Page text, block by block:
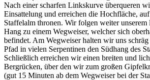
Nach einer scharfen Linkskurve überqueren
Einsattelung und erreichen die Hochfläche,
Staffelalm thronen. Wir folgen weiter unserem
Hang zu einem Wegweiser, welcher sich
befindet. Am Wegweiser halten wir uns
Pfad in vielen Serpentinen den Südhang des
Schließlich erreichen wir einen breiten und
Bergrücken, über den wir zum großen
(gut 15 Minuten ab dem Wegweiser bei der